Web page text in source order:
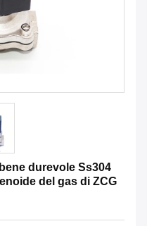
durevole Ss304
del gas di ZCG